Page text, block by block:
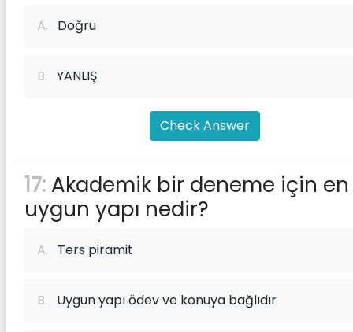
A. Doğru
B. YANLIŞ
Check Answer
17: Akademik bir deneme için en
uygun yapı nedir?
A. Ters piramit
B. Uygun yapı ödev ve konuya bağlıdır